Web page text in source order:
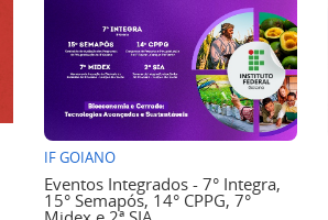
IF GOIANO
Eventos Integrados - 7° Integra,
15° Semapós, 14° CPPG, 7°